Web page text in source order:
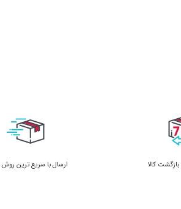
ارسال با سریع ترین